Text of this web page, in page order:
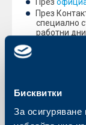
Бисквитки
За
През
специално
работни дни
Обратно